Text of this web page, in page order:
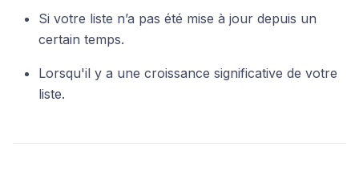
Si votre liste n’a pas été mise à jour depuis un
certain temps.
Lorsqu'il y a une croissance significative de votre
liste.